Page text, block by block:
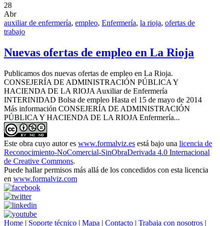
28
Abr
auxiliar de enfermería, empleo, Enfermería, la rioja, ofertas de
trabajo
Nuevas ofertas de empleo en La Rioja
Publicamos dos nuevas ofertas de empleo en La Rioja.
CONSEJERÍA DE ADMINISTRACIÓN PÚBLICA Y
HACIENDA DE LA RIOJA Auxiliar de Enfermería
INTERINIDAD Bolsa de empleo Hasta el 15 de mayo de 2014
Más información CONSEJERÍA DE ADMINISTRACIÓN
PÚBLICA Y HACIENDA DE LA RIOJA Enfermería...
Este obra cuyo autor es www.formalviz.es está bajo una licencia de
Reconocimiento-NoComercial-SinObraDerivada 4.0 Internacional
de Creative Commons.
Puede hallar permisos más allá de los concedidos con esta licencia
en www.formalviz.com
Home | Soporte técnico | Mapa | Contacto | Trabaja con nosotros |